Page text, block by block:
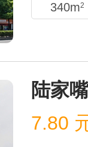
340m2
陆家
7.80